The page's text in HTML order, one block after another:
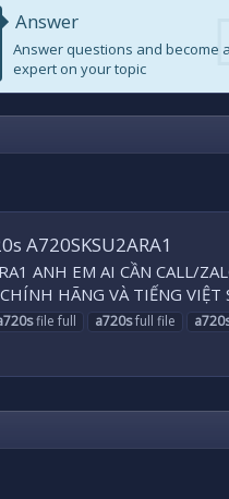
Answer
Answer questions and become
expert on your topic
A720SKSU2ARA1
ANH EM AI CẦN
HÃNG VÀ TIẾNG
file full a720sfull file